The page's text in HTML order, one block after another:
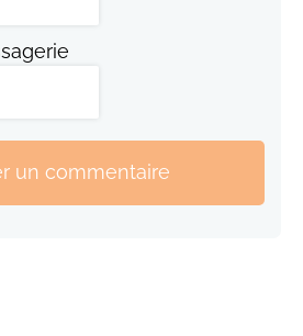
un commentaire